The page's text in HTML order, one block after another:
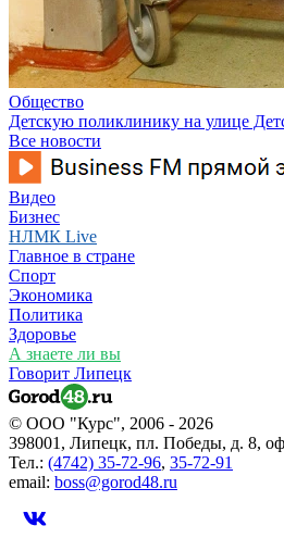
Общество
Детскую поликлинику на улице
Все новости
Видео
Бизнес
НЛМК Live
Главное в стране
Спорт
Экономика
Политика
Здоровье
А знаете ли вы
Говорит Липецк
© ООО "Курс", 2006 - 2026
398001, Липецк, пл. Победы, д. 8,
Тел.: (4742) 35-72-96, 35-72-91
email: boss@gorod48.ru